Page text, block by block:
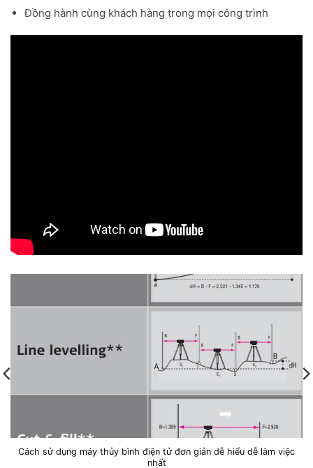
Đồng hành cùng khách hàng trong mọi công trình
Cách sử dụng máy thủy bình điện tử đơn giản dễ hiểu dễ làm việc
nhất